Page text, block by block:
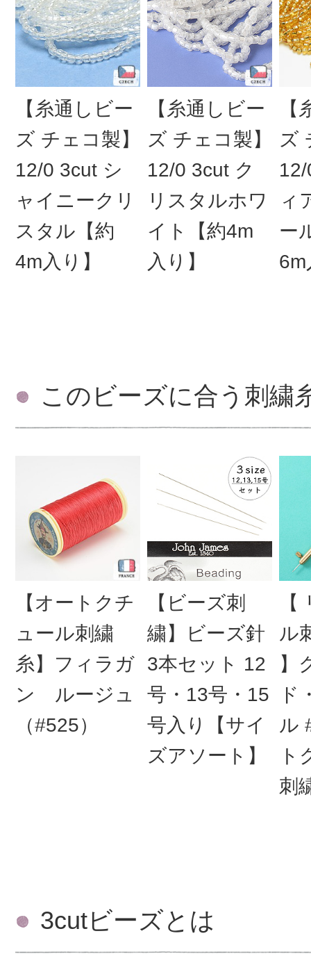
【糸通しビー
ズ チェコ製】
12/0 3cut シ
ャイニークリ
スタル【約
4m入り】
【糸通しビー
ズ チェコ製】
12/0 3cut ク
リスタルホワ
イト【約4m
入り】
ズ
ィ
ー
6m
このビーズに合う刺繍
【オートクチ
ュール刺繍
糸】フィラガ
ン ルージュ
（#525）
【ビーズ刺
繍】ビーズ針
3本セット 12
号・13号・15
号入り【サイ
ズアソート】
ル
】
ド
ル
ト
刺
3cutビーズとは